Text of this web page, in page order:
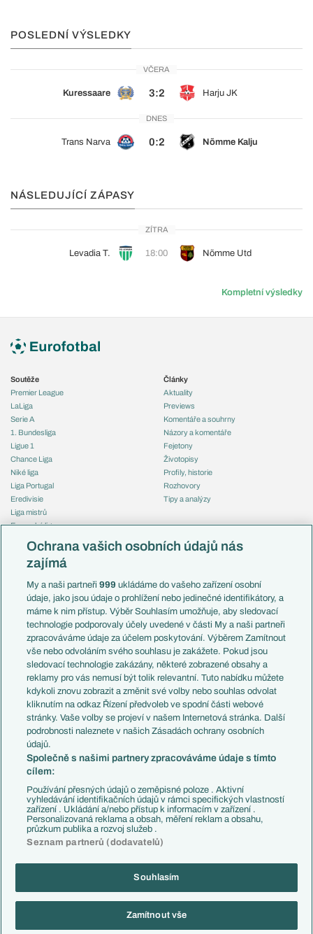
POSLEDNÍ VÝSLEDKY
VČERA
Kuressaare 3:2 Harju JK
DNES
Trans Narva 0:2 Nõmme Kalju
NÁSLEDUJÍCÍ ZÁPASY
ZÍTRA
Levadia T. 18:00 Nõmme Utd
Kompletní výsledky
Soutěže
Premier League
LaLiga
Serie A
1. Bundesliga
Ligue 1
Chance Liga
Niké liga
Liga Portugal
Eredivisie
Liga mistrů
Evropská liga
Mistrovství světa
Liga národů
Témata
Představení týmů MS
EuroSkauting
PL v kostce
Evropské koeficienty
Přestupy
Přestupové spekulace
Zranění
Kluby
Arsenal FC
Chelsea FC
Manchester United
AC Milán
Juventus FC
Bayern Mnichov
FC Barcelona
Real Madrid
Články
Aktuality
Previews
Komentáře a souhrny
Názory a komentáře
Fejetony
Životopisy
Profily, historie
Rozhovory
Tipy a analýzy
Česko
Francie
Itálie
Německo
Španělsko
Argentina
Brazílie
Přestupy
Zápasy
Livescore
Tipovací soutěž
Copyright © 2001-2026 EuroFotbal.cz. Využíváme zpravodajství ČTK.
Informace o zpracování osobních údajů
Ochrana vašich osobních údajů nás
zajímá
My a naši partneři999 ukládáme do vašeho zařízení osobní
údaje, jako jsou údaje o prohlížení nebo jedinečné identifikátory, a
máme k nim přístup. Výběr Souhlasím umožňuje, aby sledovací
technologie podporovaly účely uvedené v části My a naši partneři
zpracováváme údaje za účelem poskytování. Výběrem Zamítnout
vše nebo odvoláním svého souhlasu je zakážete. Pokud jsou
sledovací technologie zakázány, některé zobrazené obsahy a
reklamy pro vás nemusí být tolik relevantní. Tuto nabídku můžete
kdykoli znovu zobrazit a změnit své volby nebo souhlas odvolat
kliknutím na odkaz Řízení předvoleb ve spodní části webové
stránky. Vaše volby se projeví v našem Internetová stránka. Další
podrobnosti naleznete v našich Zásadách ochrany osobních
údajů.
Společně s našimi partnery zpracováváme údaje s tímto
cílem:
Používání přesných údajů o zeměpisné poloze . Aktivní
vyhledávání identifikačních údajů v rámci specifických vlastností
zařízení . Ukládání a/nebo přístup k informacím v zařízení .
Personalizovaná reklama a obsah, měření reklam a obsahu,
průzkum publika a rozvoj služeb .
Seznam partnerů (dodavatelů)
Souhlasím
Zamítnout vše